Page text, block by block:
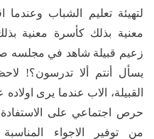
لتهيئة تعليم الشباب وعندما
معنية بذلك كأسرة معنية
زعيم قبيلة شاهد في مجلسه
يسأل أنتم ألا تدرسون؟!
القبيلة، الاب عندما يرى
حرص اجتماعي على الاستفادة
من توفير الاجواء